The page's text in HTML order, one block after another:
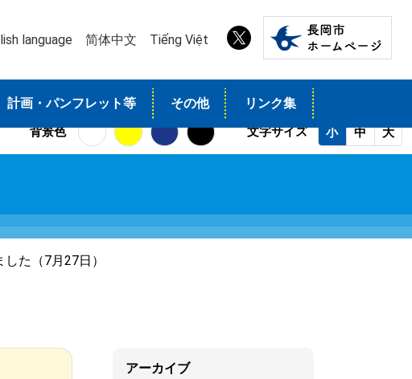
language 简体中文 Tiếng Việt
計画・パンフレット等 その他 リンク集
背景色 文字サイズ 小 中 大
た（7月27日）
アーカイブ